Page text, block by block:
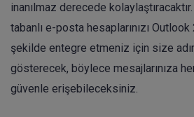
inanılmaz derecede
tabanlı e-posta hesaplarınızı
şekilde entegre etmeniz için size
gösterecek, böylece mesajlarınıza
güvenle erişebileceksiniz.